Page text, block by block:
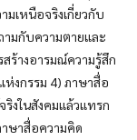
มเหนือจริงเกี่ยวกับ
ามกับความตายและ
ร้างอารมณ์ความรู้สึก
งกรรม 4) ภาษาสื่อ
ริงในสังคมแล้วแทรก
ษาสื่อความคิด